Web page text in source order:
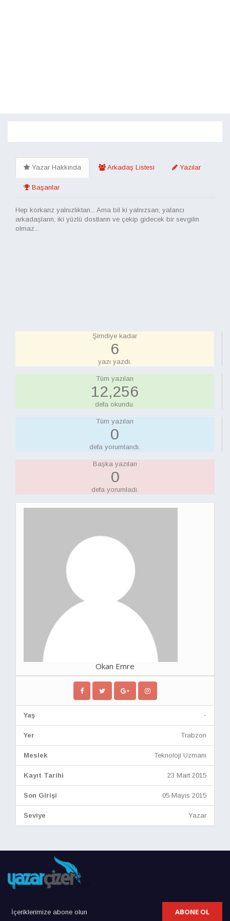
Yazar Hakkında Arkadaş Listesi Yazılar
Başarılar
Hep korkarız yalnızlıktan... Ama bil ki yalnızsan; yalancı
arkadaşların, iki yüzlü dostların ve çekip gidecek bir sevgilin
olmaz...
Şimdiye kadar
6
yazı yazdı.
Tüm yazıları
12,520
defa okundu.
Tüm yazıları
0
defa yorumlandı.
Başka yazıları
0
defa yorumladı.
Okan Emre
Yaş -
Yer Trabzon
Meslek Teknoloji Uzmanı
Kayıt Tarihi 23 Mart 2015
Son Girişi 05 Mayıs 2015
Seviye Yazar
ABONE OL